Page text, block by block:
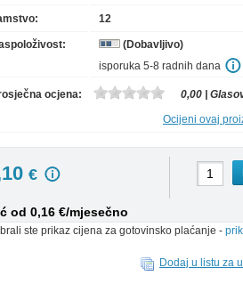
12
(Dobavljivo)
isporuka 5-8 radnih dana
ocjena: 0,00 |
Ocijeni ovaj
€
od 0,16 €/mjesečno
ste prikaz cijena za gotovinsko plaćanje -
Dodaj u listu za